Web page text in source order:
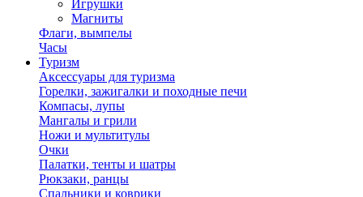
Игрушки
Магниты
Флаги, вымпелы
Часы
Туризм
Аксессуары для туризма
Горелки, зажигалки и походные печи
Компасы, лупы
Мангалы и грили
Ножи и мультитулы
Очки
Палатки, тенты и шатры
Рюкзаки, ранцы
Спальники и коврики